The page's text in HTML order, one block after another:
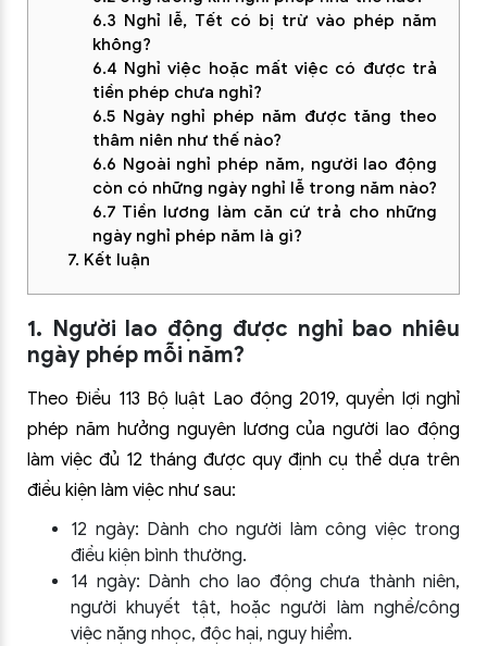
6.3 Nghỉ lễ, Tết có bị trừ vào phép năm
không?
6.4 Nghỉ việc hoặc mất việc có được trả
tiền phép chưa nghỉ?
6.5 Ngày nghỉ phép năm được tăng theo
thâm niên như thế nào?
6.6 Ngoài nghỉ phép năm, người lao động
còn có những ngày nghỉ lễ trong năm nào?
6.7 Tiền lương làm căn cứ trả cho những
ngày nghỉ phép năm là gì?
7. Kết luận
1. Người lao động được nghỉ bao nhiêu
ngày phép mỗi năm?
Theo Điều 113 Bộ luật Lao động 2019, quyền lợi nghỉ
phép năm hưởng nguyên lương của người lao động
làm việc đủ 12 tháng được quy định cụ thể dựa trên
điều kiện làm việc như sau:
12 ngày: Dành cho người làm công việc trong
điều kiện bình thường.
14 ngày: Dành cho lao động chưa thành niên,
người khuyết tật, hoặc người làm nghề/công
việc nặng nhọc, độc hại, nguy hiểm.